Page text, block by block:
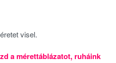
visel.
a mérettáblázatot, ruháink